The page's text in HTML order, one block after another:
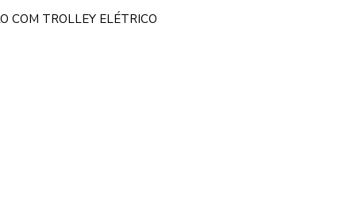
COM TROLLEY ELÉTRICO